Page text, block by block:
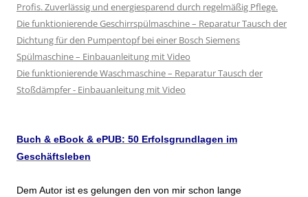
Profis. Zuverlässig und energiesparend durch regelmäßig Pflege.
Die funktionierende Geschirrspülmaschine – Reparatur Tausch der
Dichtung für den Pumpentopf bei einer Bosch Siemens
Spülmaschine – Einbauanleitung mit Video
Die funktionierende Waschmaschine – Reparatur Tausch der
Stoßdämpfer - Einbauanleitung mit Video
Buch & eBook & ePUB: 50 Erfolsgrundlagen im
Geschäftsleben
Dem Autor ist es gelungen den von mir schon lange